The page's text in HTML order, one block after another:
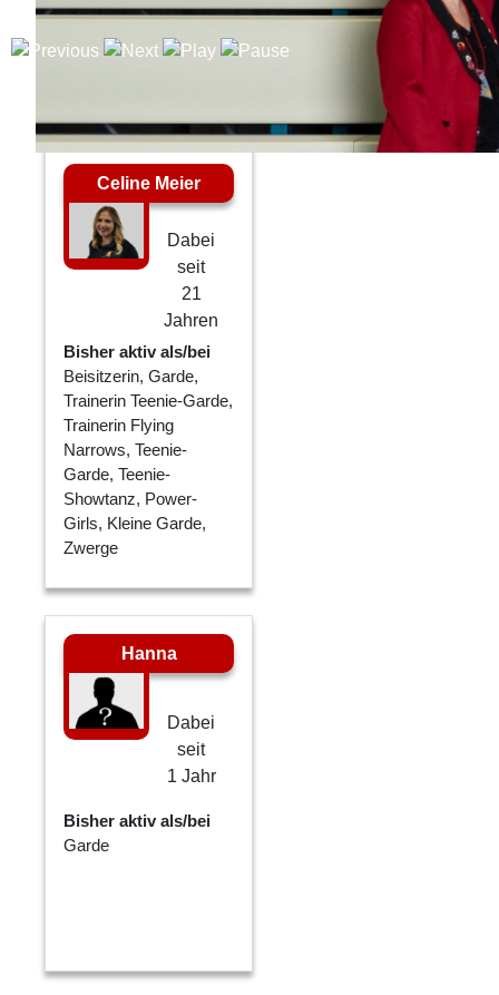
Teenie-Showtanz,
Prinzessin, Power-
Celine Meier
Dabei
seit
21
Jahren
Bisher aktiv als/bei
Beisitzerin, Garde,
Trainerin Teenie-Garde,
Trainerin Flying
Narrows, Teenie-
Garde, Teenie-
Showtanz, Power-
Girls, Kleine Garde,
Zwerge
Hanna
Dabei
seit
1 Jahr
Bisher aktiv als/bei
Garde